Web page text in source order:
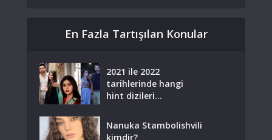
En Fazla Tartışılan Konular
2021 ile 2022
tarihlerinde hangi
hint dizileri...
Nanuka Stambolishvili
kimdir?